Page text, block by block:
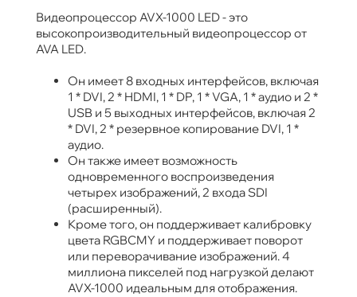
Видеопроцессор AVX-1000 LED - это
высокопроизводительный видеопроцессор от
AVA LED.
Он имеет 8 входных интерфейсов, включая
1 * DVI, 2 * HDMI, 1 * DP, 1 * VGA, 1 * аудио и 2 *
USB и 5 выходных интерфейсов, включая 2
* DVI, 2 * резервное копирование DVI, 1 *
аудио.
Он также имеет возможность
одновременного воспроизведения
четырех изображений, 2 входа SDI
(расширенный).
Кроме того, он поддерживает калибровку
цвета RGBCMY и поддерживает поворот
или переворачивание изображений. 4
миллиона пикселей под нагрузкой делают
AVX-1000 идеальным для отображения.